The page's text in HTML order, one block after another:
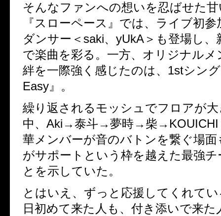
そんなファンへの想いを忍ばせた
『スローペース』では、ライブ初
ダンサー＜saki、yUkA＞も登場し
で楽曲を彩る。一方、オリジナルメ
絆を一際強く感じたのは、1stシング
Easy』。
繰り返されるモッシュでフロアが
中、Aki→泰斗→夢時→柴
華メンバーが音のバトンを繋ぐ場
がサポートという枠を越えた最強
とを示していた。
とはいえ、ずっと応援してくれて
日初めて来た人も、付き添いで来